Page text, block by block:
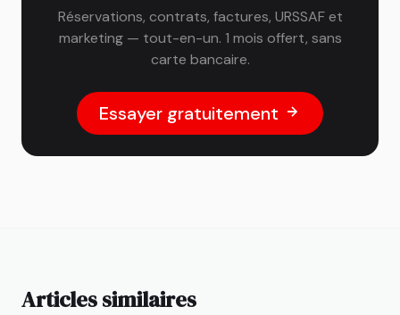
Réservations, contrats, factures, URSSAF et
marketing — tout-en-un. 1 mois offert, sans
carte bancaire.
Essayer gratuitement
Articles similaires